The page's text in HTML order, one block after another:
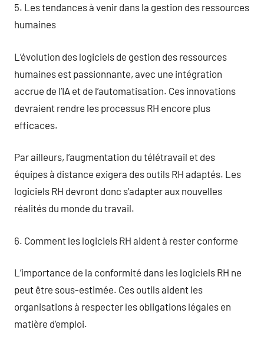
5. Les tendances à venir dans la gestion des ressources
humaines
L’évolution des logiciels de gestion des ressources
humaines est passionnante, avec une intégration
accrue de l’IA et de l’automatisation. Ces innovations
devraient rendre les processus RH encore plus
efficaces.
Par ailleurs, l’augmentation du télétravail et des
équipes à distance exigera des outils RH adaptés. Les
logiciels RH devront donc s’adapter aux nouvelles
réalités du monde du travail.
6. Comment les logiciels RH aident à rester conforme
L’importance de la conformité dans les logiciels RH ne
peut être sous-estimée. Ces outils aident les
organisations à respecter les obligations légales en
matière d’emploi.